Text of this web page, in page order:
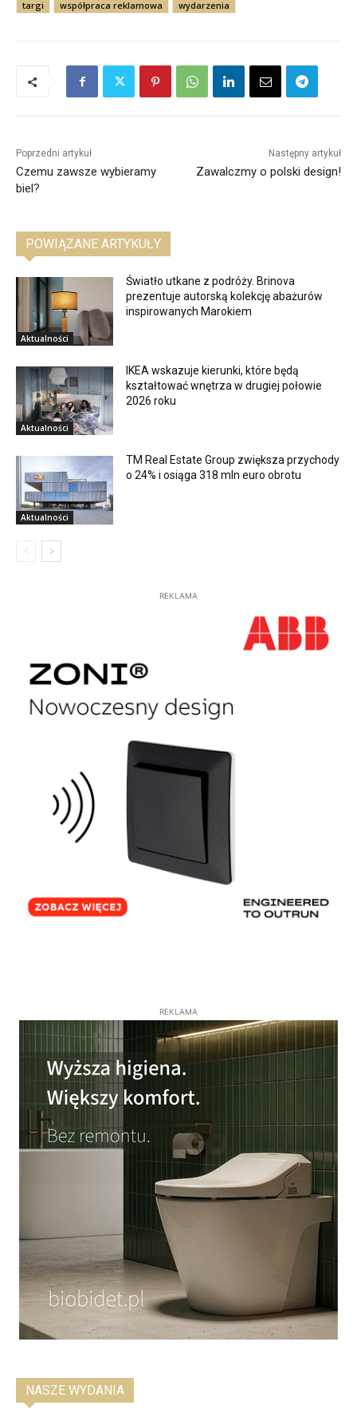
targi współpraca reklamowa wydarzenia
Poprzedni artykuł
Czemu zawsze wybieramy
biel?
Następny artykuł
Zawalczmy o polski design!
POWIĄZANE ARTYKUŁY
Aktualności
Światło utkane z podróży. Brinova
prezentuje autorską kolekcję abażurów
inspirowanych Marokiem
Aktualności
IKEA wskazuje kierunki, które będą
kształtować wnętrza w drugiej połowie
2026 roku
Aktualności
TM Real Estate Group zwiększa przychody
o 24% i osiąga 318 mln euro obrotu
REKLAMA
REKLAMA
NASZE WYDANIA